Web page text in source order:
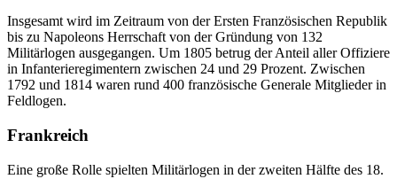
Insgesamt wird im Zeitraum von der Ersten Französischen Republik
bis zu Napoleons Herrschaft von der Gründung von 132
Militärlogen ausgegangen. Um 1805 betrug der Anteil aller Offiziere
in Infanterieregimentern zwischen 24 und 29 Prozent. Zwischen
1792 und 1814 waren rund 400 französische Generale Mitglieder in
Feldlogen.
Frankreich
Eine große Rolle spielten Militärlogen in der zweiten Hälfte des 18.